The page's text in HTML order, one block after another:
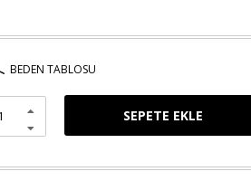
BEDEN TABLOSU